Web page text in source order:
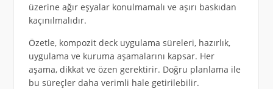
üzerine ağır eşyalar konulmamalı ve aşırı baskıdan
kaçınılmalıdır.
Özetle, kompozit deck uygulama süreleri, hazırlık,
uygulama ve kuruma aşamalarını kapsar. Her
aşama, dikkat ve özen gerektirir. Doğru planlama ile
bu süreçler daha verimli hale getirilebilir.